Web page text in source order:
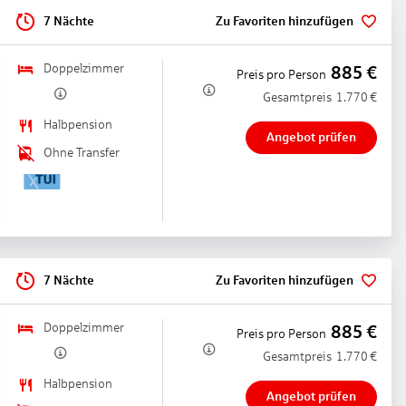
Klimaanlage: zentral gesteuert, kalt, warm,
Internet: WLAN/WiFi: ohne Gebühr, Fernseher: Flatscreen,
Landblick, Stadtblick, Blick auf Einzelzimmern mit Fenster,
Gesamtanzahl der Räume in diesem Zimmertyp: 1, Aufteilung
zentral gesteuert, Fußboden: Parkett, Safe: gegen Gebühr,
deutsches Programm, Sat-TV, Roomservice: täglich 10:00
Gebühr, Dusche, WC, Bademantel: ohne Gebühr, Föhn
m², letzte Komplettrenovierung 2012, letzte Teilrenovierung
Wohn-/Schlafzimmer, Babybett: ohne Gebühr, Anfrage
Gebühr, Telefon, Internet: WLAN/WiFi: ohne Gebühr,
(z.B. durch finanzielle Spenden, Sponsoring oder
dabei zu unterstützen, die Fähigkeiten und das Selbstvertrauen
7 Nächte Zu Favoriten hinzufügen
Doppelzimmer
Halbpension
Ohne Transfer
Preis pro Person 885 €
Gesamtpreis 1.770 €
Angebot prüfen
7 Nächte Zu Favoriten hinzufügen
Doppelzimmer
Halbpension
Preis pro Person 885 €
Gesamtpreis 1.770 €
Angebot prüfen